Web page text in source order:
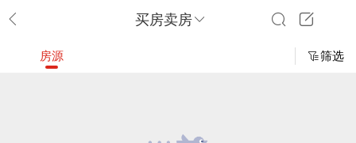
买房卖房
房源 筛选